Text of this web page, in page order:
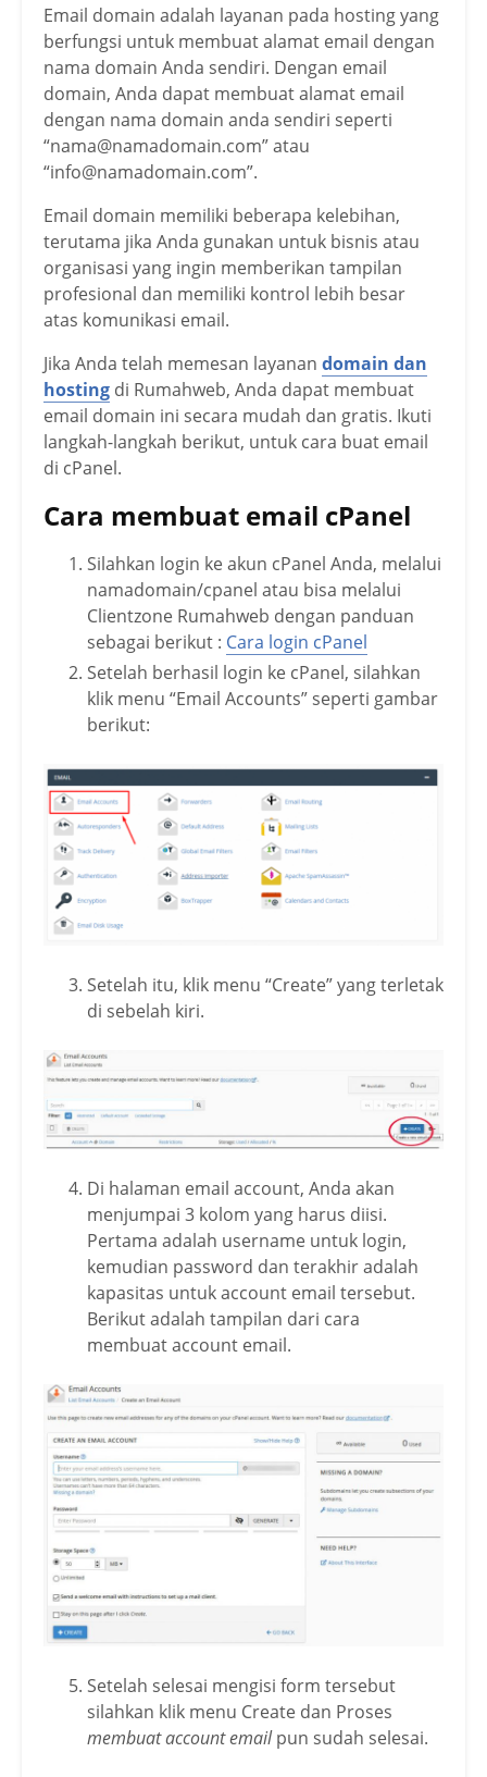
Email domain adalah layanan pada hosting yang
berfungsi untuk membuat alamat email dengan
nama domain Anda sendiri. Dengan email
domain, Anda dapat membuat alamat email
dengan nama domain anda sendiri seperti
“nama@namadomain.com” atau
“info@namadomain.com”.
Email domain memiliki beberapa kelebihan,
terutama jika Anda gunakan untuk bisnis atau
organisasi yang ingin memberikan tampilan
profesional dan memiliki kontrol lebih besar
atas komunikasi email.
Jika Anda telah memesan layanan domain dan
hosting di Rumahweb, Anda dapat membuat
email domain ini secara mudah dan gratis. Ikuti
langkah-langkah berikut, untuk cara buat email
di cPanel.
Cara membuat email cPanel
Silahkan login ke akun cPanel Anda, melalui
namadomain/cpanel atau bisa melalui
Clientzone Rumahweb dengan panduan
sebagai berikut : Cara login cPanel
Setelah berhasil login ke cPanel, silahkan
klik menu “Email Accounts” seperti gambar
berikut:
Setelah itu, klik menu “Create” yang terletak
di sebelah kiri.
Di halaman email account, Anda akan
menjumpai 3 kolom yang harus diisi.
Pertama adalah username untuk login,
kemudian password dan terakhir adalah
kapasitas untuk account email tersebut.
Berikut adalah tampilan dari cara
membuat account email.
Setelah selesai mengisi form tersebut
silahkan klik menu Create dan Proses
membuat account emailpun sudah selesai.